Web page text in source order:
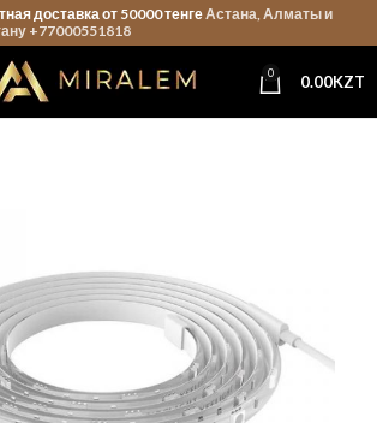
доставка от 50000 тенгеАстана, Алматы и
+77000551818
0 0.00KZT